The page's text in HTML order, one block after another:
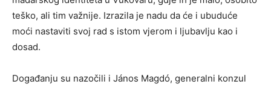
teško, ali tim važnije. Izrazila je nadu da će i ubuduće
moći nastaviti svoj rad s istom vjerom i ljubavlju kao i
dosad.
Događanju su nazočili i János Magdó, generalni konzul